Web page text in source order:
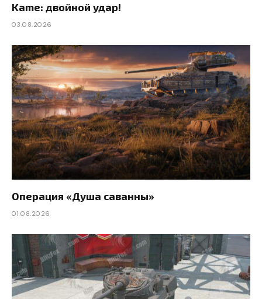
Kame: двойной удар!
03.08.2026
Операция «Душа саванны»
01.08.2026